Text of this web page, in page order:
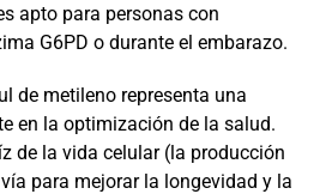
apto para personas con
G6PD o durante el embarazo.
de metileno representa una
en la optimización de la salud.
de la vida celular (la producción
para mejorar la longevidad y la